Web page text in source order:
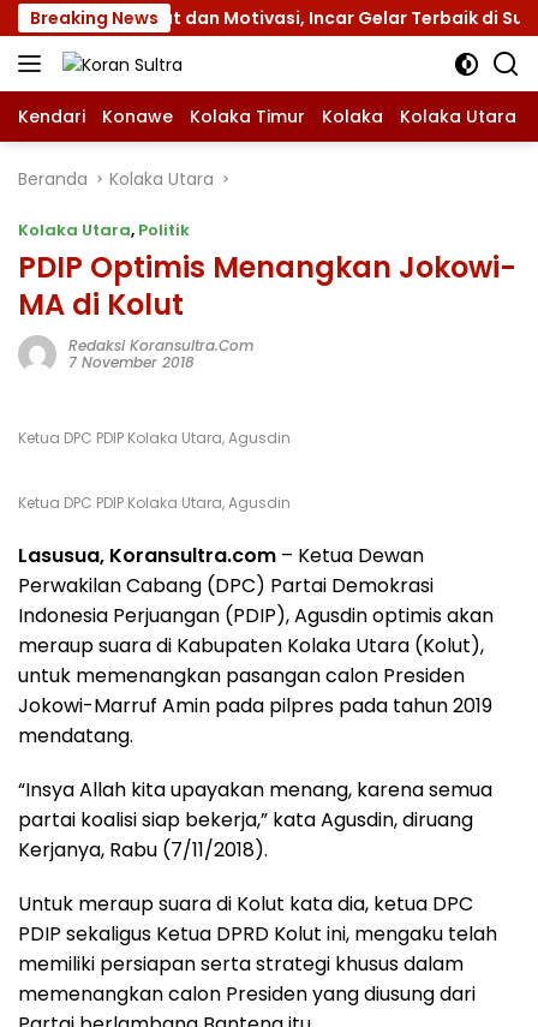
Langsung
ke
konten
Breaking News
Atribut dan Motivasi, Incar Gelar Terbaik di Sultra
Kendari Konawe Kolaka Timur Kolaka Kolaka Utara
Beranda Kolaka Utara
Kolaka Utara, Politik
PDIP Optimis Menangkan Jokowi-
MA di Kolut
Redaksi Koransultra.com
7 November 2018
Ketua DPC PDIP Kolaka Utara, Agusdin
Ketua DPC PDIP Kolaka Utara, Agusdin
Lasusua, Koransultra.com – Ketua Dewan
Perwakilan Cabang (DPC) Partai Demokrasi
Indonesia Perjuangan (PDIP), Agusdin optimis akan
meraup suara di Kabupaten Kolaka Utara (Kolut),
untuk memenangkan pasangan calon Presiden
Jokowi-Marruf Amin pada pilpres pada tahun 2019
mendatang.
“Insya Allah kita upayakan menang, karena semua
partai koalisi siap bekerja,” kata Agusdin, diruang
Kerjanya, Rabu (7/11/2018).
Untuk meraup suara di Kolut kata dia, ketua DPC
PDIP sekaligus Ketua DPRD Kolut ini, mengaku telah
memiliki persiapan serta strategi khusus dalam
memenangkan calon Presiden yang diusung dari